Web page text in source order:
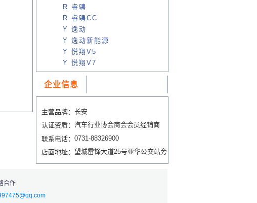
R 睿骋
R 睿骋CC
Y 逸动
Y 逸动新能源
Y 悦翔V5
Y 悦翔V7
企业信息
主营品牌： 长安
认证资质： 汽车行业协会商会会员经销商
联系电话： 0731-88326900
店面地址： 望城雷锋大道25号亚华公交站旁
合作